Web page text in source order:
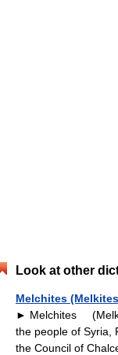
Look at other
Melchites
► Melchites
the people of Syria,
the Council of